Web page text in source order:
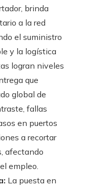
brinda
a la red
el suministro
y la logística
logran niveles
que
global de
fallas
en puertos
a recortar
afectando
empleo.
La puesta en